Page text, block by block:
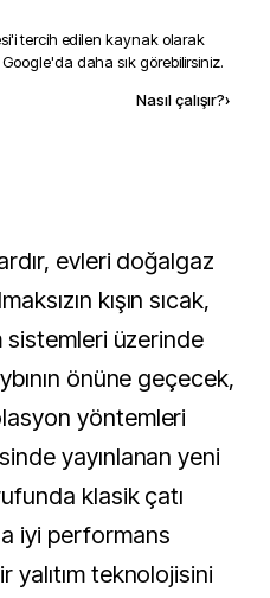
'i tercih edilen kaynak olarak
daha sık görebilirsiniz.
Nasıl çalışır?›
evleri doğalgaz
kışın sıcak,
sistemleri üzerinde
önüne geçecek,
yöntemleri
yayınlanan yeni
klasik çatı
iyi performans
yalıtım teknolojisini